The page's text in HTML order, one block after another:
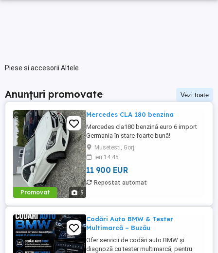
Piese si accesorii Altele
Anunțuri promovate Vezi toate
Promovat 5
Mercedes CLA 180 benzina
Mercedes cla180 benzină euro 6 import
Germania în stare foarte bună!
Musetesti, Gorj
ieri 14:45
11 900 EUR
Repostat automat
Codări Auto BMW & Tester
Multimarcă – Buzău
Ofer servicii de codări auto BMW și
diagnoză cu tester multimarcă, pentru